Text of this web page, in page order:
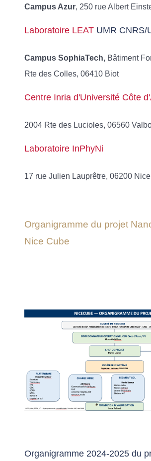
Campus Azur, 250 rue Albert
Laboratoire LEAT UMR CNRS/
Campus SophiaTech, Bâtiment
Rte des Colles, 06410 Biot
Centre Inria d'Université Côte
2004 Rte des Lucioles, 06560
Laboratoire InPhyNi
17 rue Julien Lauprêtre, 06200 Nice
Organigramme du projet
Nice Cube
Organigramme 2024-2025 du